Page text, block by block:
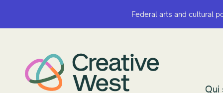
Federal arts and cultural
Qui
Federal arts and cultural
Qui